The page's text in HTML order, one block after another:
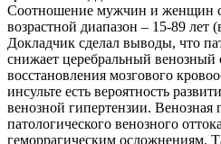
Соотношение мужчин и женщин
возрастной диапазон – 15-89 лет
Докладчик сделал выводы, что
снижает церебральный венозный
восстановления мозгового
инсульте есть вероятность
венозной гипертензии. Венозная
патологического венозного
геморрагическим осложнениям.